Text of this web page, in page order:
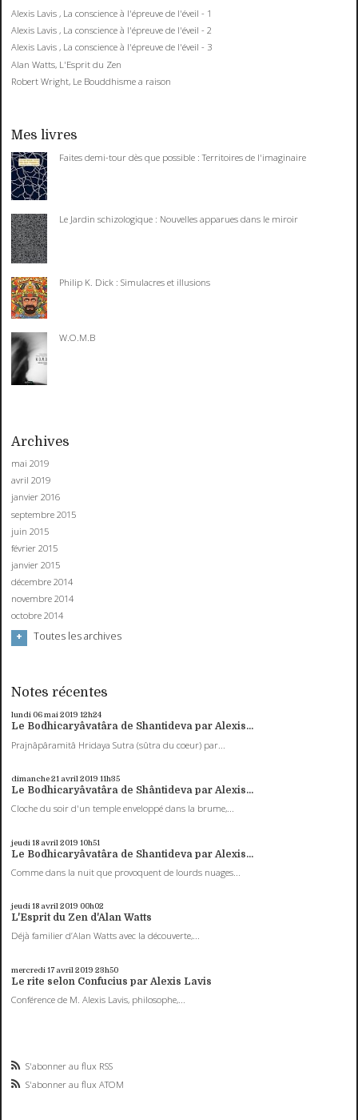
Alexis Lavis , La conscience à l'épreuve de l'éveil - 1
Alexis Lavis , La conscience à l'épreuve de l'éveil - 2
Alexis Lavis , La conscience à l'épreuve de l'éveil - 3
Alan Watts, L'Esprit du Zen
Robert Wright, Le Bouddhisme a raison
Mes livres
Faites demi-tour dès que possible : Territoires de l'imaginaire
Le Jardin schizologique : Nouvelles apparues dans le miroir
Philip K. Dick : Simulacres et illusions
W.O.M.B
Archives
mai 2019
avril 2019
janvier 2016
septembre 2015
juin 2015
février 2015
janvier 2015
décembre 2014
novembre 2014
octobre 2014
Toutes les archives
Notes récentes
lundi 06mai 2019 12h24
Le Bodhicaryâvatâra de Shantideva par Alexis...
Prajnâpâramitâ Hridaya Sutra (sûtra du coeur) par...
dimanche 21 avril 2019 11h35
Le Bodhicaryâvatâra de Shântideva par Alexis...
Cloche du soir d'un temple enveloppé dans la brume,...
jeudi 18 avril 2019 10h51
Le Bodhicaryâvatâra de Shantideva par Alexis...
Comme dans la nuit que provoquent de lourds nuages...
jeudi 18 avril 2019 00h02
L'Esprit du Zen d'Alan Watts
Déjà familier d’Alan Watts avec la découverte,...
mercredi 17 avril 2019 23h50
Le rite selon Confucius par Alexis Lavis
Conférence de M. Alexis Lavis, philosophe,...
S'abonner au flux RSS
S'abonner au flux ATOM